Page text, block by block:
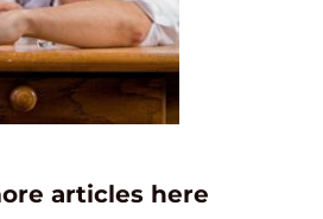
articles here